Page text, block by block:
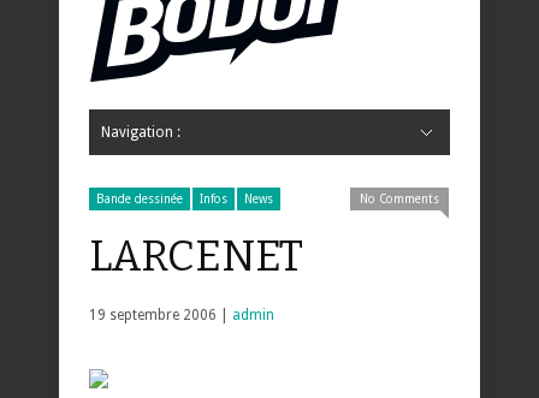
Navigation :
Bande dessinée Infos News No Comments
LARCENET
19 septembre 2006 | admin